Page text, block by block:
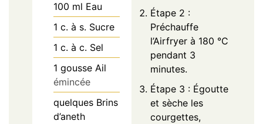
100 ml Eau
1 c. à s. Sucre
1 c. à c. Sel
1 gousse Ail
émincée
quelques Brins
d’aneth
Étape 2 :
Préchauffe
l’Airfryer à 180 °C
pendant 3
minutes.
Étape 3 : Égoutte
et sèche les
courgettes,